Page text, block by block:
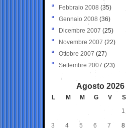
Febbraio 2008 (35)
Gennaio 2008 (36)
Dicembre 2007 (25)
Novembre 2007 (22)
Ottobre 2007 (27)
Settembre 2007 (23)
Agosto 2026
L M M G V S
1
3 4 5 6 7 8